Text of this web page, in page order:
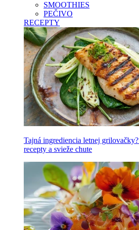
SMOOTHIES
PEČIVO
RECEPTY
Tajná ingrediencia letnej
recepty a svieže chute